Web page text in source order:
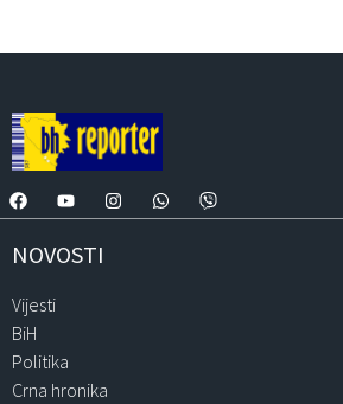
NOVOSTI
Vijesti
BiH
Politika
Crna hronika